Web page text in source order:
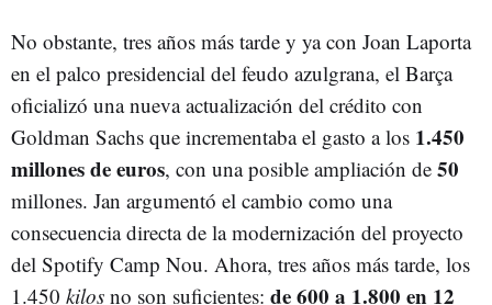
No obstante, tres años más tarde y ya con Joan Laporta
en el palco presidencial del feudo azulgrana, el Barça
oficializó una nueva actualización del crédito con
Goldman Sachs que incrementaba el gasto a los 1.450
millones de euros, con una posible ampliación de 50
millones. Jan argumentó el cambio como una
consecuencia directa de la modernización del proyecto
del Spotify Camp Nou. Ahora, tres años más tarde, los
1.450 kilos no son suficientes: de 600 a 1.800 en 12